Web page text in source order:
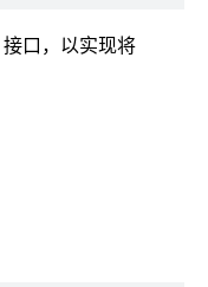
接口，以实现将